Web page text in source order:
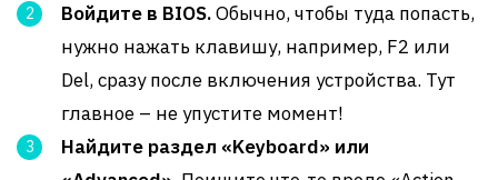
Войдите в BIOS.Обычно, чтобы туда попасть,
нужно нажать клавишу, например, F2 или
Del, сразу после включения устройства. Тут
главное – не упустите момент!
Найдите раздел «Keyboard» или